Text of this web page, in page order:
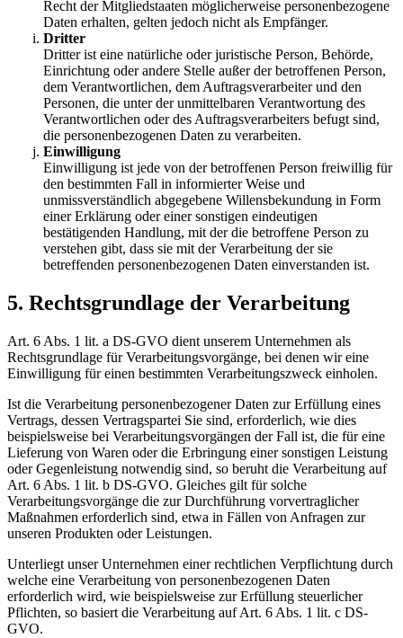
Recht der Mitgliedstaaten möglicherweise personenbezogene
Daten erhalten, gelten jedoch nicht als Empfänger.
Dritter
Dritter ist eine natürliche oder juristische Person, Behörde,
Einrichtung oder andere Stelle außer der betroffenen Person,
dem Verantwortlichen, dem Auftragsverarbeiter und den
Personen, die unter der unmittelbaren Verantwortung des
Verantwortlichen oder des Auftragsverarbeiters befugt sind,
die personenbezogenen Daten zu verarbeiten.
Einwilligung
Einwilligung ist jede von der betroffenen Person freiwillig für
den bestimmten Fall in informierter Weise und
unmissverständlich abgegebene Willensbekundung in Form
einer Erklärung oder einer sonstigen eindeutigen
bestätigenden Handlung, mit der die betroffene Person zu
verstehen gibt, dass sie mit der Verarbeitung der sie
betreffenden personenbezogenen Daten einverstanden ist.
5. Rechtsgrundlage der Verarbeitung
Art. 6 Abs. 1 lit. a DS-GVO dient unserem Unternehmen als
Rechtsgrundlage für Verarbeitungsvorgänge, bei denen wir eine
Einwilligung für einen bestimmten Verarbeitungszweck einholen.
Ist die Verarbeitung personenbezogener Daten zur Erfüllung eines
Vertrags, dessen Vertragspartei Sie sind, erforderlich, wie dies
beispielsweise bei Verarbeitungsvorgängen der Fall ist, die für eine
Lieferung von Waren oder die Erbringung einer sonstigen Leistung
oder Gegenleistung notwendig sind, so beruht die Verarbeitung auf
Art. 6 Abs. 1 lit. b DS-GVO. Gleiches gilt für solche
Verarbeitungsvorgänge die zur Durchführung vorvertraglicher
Maßnahmen erforderlich sind, etwa in Fällen von Anfragen zur
unseren Produkten oder Leistungen.
Unterliegt unser Unternehmen einer rechtlichen Verpflichtung durch
welche eine Verarbeitung von personenbezogenen Daten
erforderlich wird, wie beispielsweise zur Erfüllung steuerlicher
Pflichten, so basiert die Verarbeitung auf Art. 6 Abs. 1 lit. c DS-
GVO.